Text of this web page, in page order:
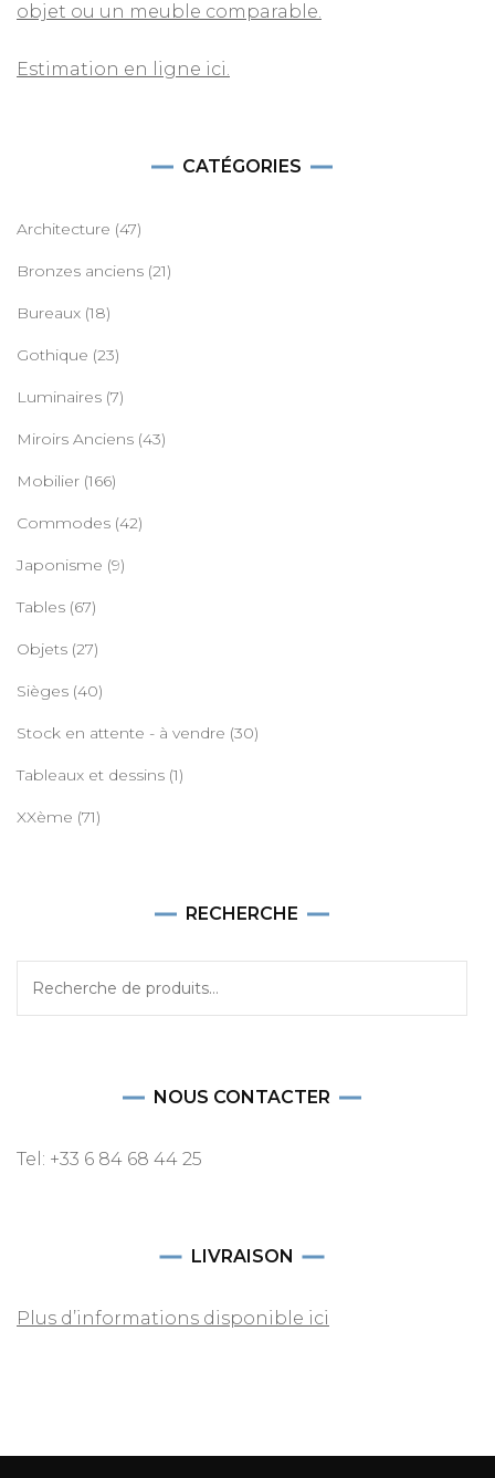
objet ou un meuble comparable.
Estimation en ligne ici.
CATÉGORIES
Architecture (47)
Bronzes anciens (21)
Bureaux (18)
Gothique (23)
Luminaires (7)
Miroirs Anciens (43)
Mobilier (166)
Commodes (42)
Japonisme (9)
Tables (67)
Objets (27)
Sièges (40)
Stock en attente - à vendre (30)
Tableaux et dessins (1)
XXème (71)
RECHERCHE
NOUS CONTACTER
Tel: +33 6 84 68 44 25
LIVRAISON
Plus d’informations disponible ici